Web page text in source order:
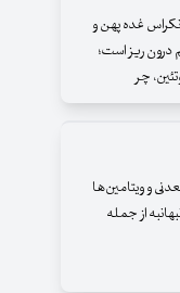
غده پهن و
درون ریز است؛
چر
و ویتامین‌ها
از جمله